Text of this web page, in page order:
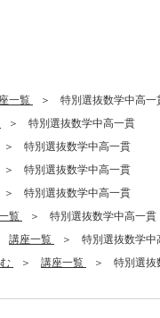
一覧
特別選抜数学中高一
特別選抜数学中高一貫
特別選抜数学中高一貫
特別選抜数学中高一貫
特別選抜数学中高一貫
覧
特別選抜数学中高一貫
講座一覧
特別選抜数学中
講座一覧 特別選抜